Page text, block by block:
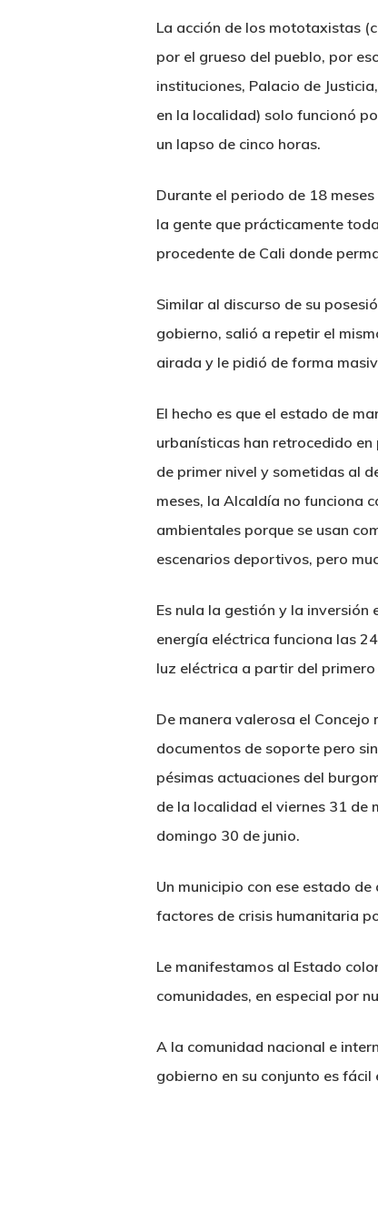
La acción de los mototaxistas
por el grueso del pueblo, por
instituciones, Palacio de
en la localidad) solo funcionó
un lapso de cinco horas.
Durante el periodo de 18
la gente que prácticamente
procedente de Cali donde
Similar al discurso de su
gobierno, salió a repetir el
airada y le pidió de forma
El hecho es que el estado de
urbanísticas han retrocedido
de primer nivel y sometidas al
meses, la Alcaldía no funciona
ambientales porque se usan
escenarios deportivos, pero
Es nula la gestión y la inversión
energía eléctrica funciona las
luz eléctrica a partir del
De manera valerosa el
documentos de soporte pero
pésimas actuaciones del
de la localidad el viernes 31 de
domingo 30 de junio.
Un municipio con ese estado
factores de crisis humanitaria
Le manifestamos al Estado
comunidades, en especial por
A la comunidad nacional e
gobierno en su conjunto es